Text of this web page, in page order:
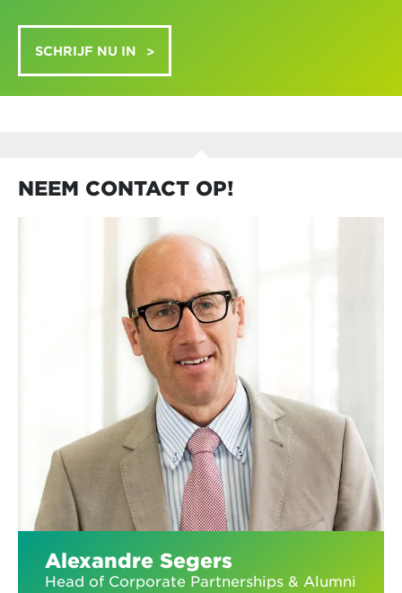
SCHRIJF NU IN
NEEM CONTACT OP!
Alexandre Segers
Head of Corporate Partnerships & Alumni